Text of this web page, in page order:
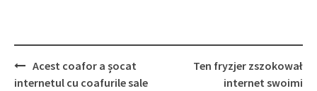
Post
navigation
Acest coafor a șocat
internetul cu coafurile sale
Ten fryzjer zszokował
internet swoimi